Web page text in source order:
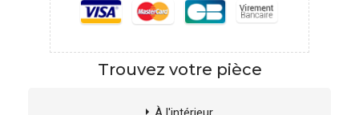
Trouvez votre pièce